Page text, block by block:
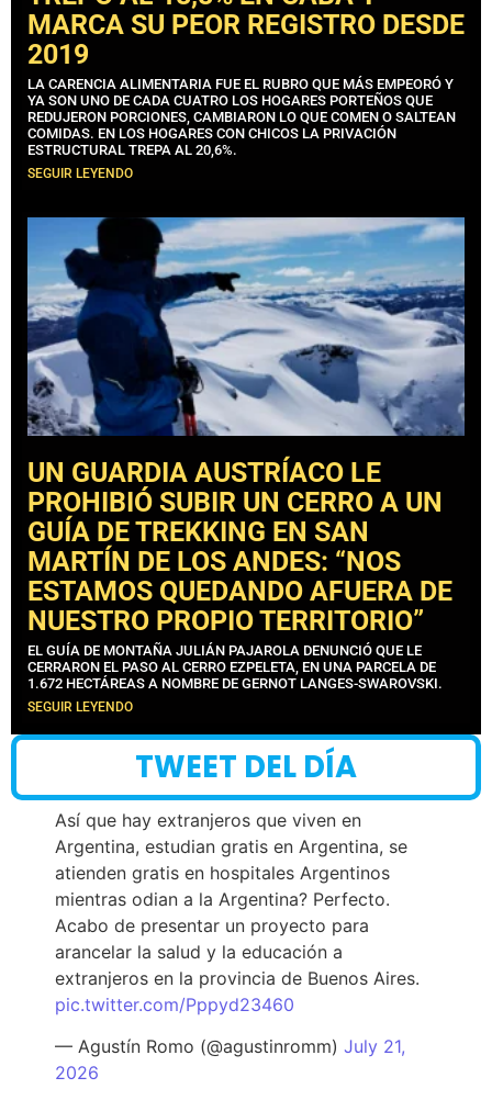
MARCA SU PEOR REGISTRO DESDE
2019
LA CARENCIA ALIMENTARIA FUE EL RUBRO QUE MÁS EMPEORÓ Y
YA SON UNO DE CADA CUATRO LOS HOGARES PORTEÑOS QUE
REDUJERON PORCIONES, CAMBIARON LO QUE COMEN O SALTEAN
COMIDAS. EN LOS HOGARES CON CHICOS LA PRIVACIÓN
ESTRUCTURAL TREPA AL 20,6%.
SEGUIR LEYENDO
UN GUARDIA AUSTRÍACO LE
PROHIBIÓ SUBIR UN CERRO A UN
GUÍA DE TREKKING EN SAN
MARTÍN DE LOS ANDES: “NOS
ESTAMOS QUEDANDO AFUERA DE
NUESTRO PROPIO TERRITORIO”
EL GUÍA DE MONTAÑA JULIÁN PAJAROLA DENUNCIÓ QUE LE
CERRARON EL PASO AL CERRO EZPELETA, EN UNA PARCELA DE
1.672 HECTÁREAS A NOMBRE DE GERNOT LANGES-SWAROVSKI.
SEGUIR LEYENDO
TWEET DEL DÍA
Así que hay extranjeros que viven en
Argentina, estudian gratis en Argentina, se
atienden gratis en hospitales Argentinos
mientras odian a la Argentina? Perfecto.
Acabo de presentar un proyecto para
arancelar la salud y la educación a
extranjeros en la provincia de Buenos Aires.
pic.twitter.com/Pppyd23460
— Agustín Romo (@agustinromm) July 21,
2026